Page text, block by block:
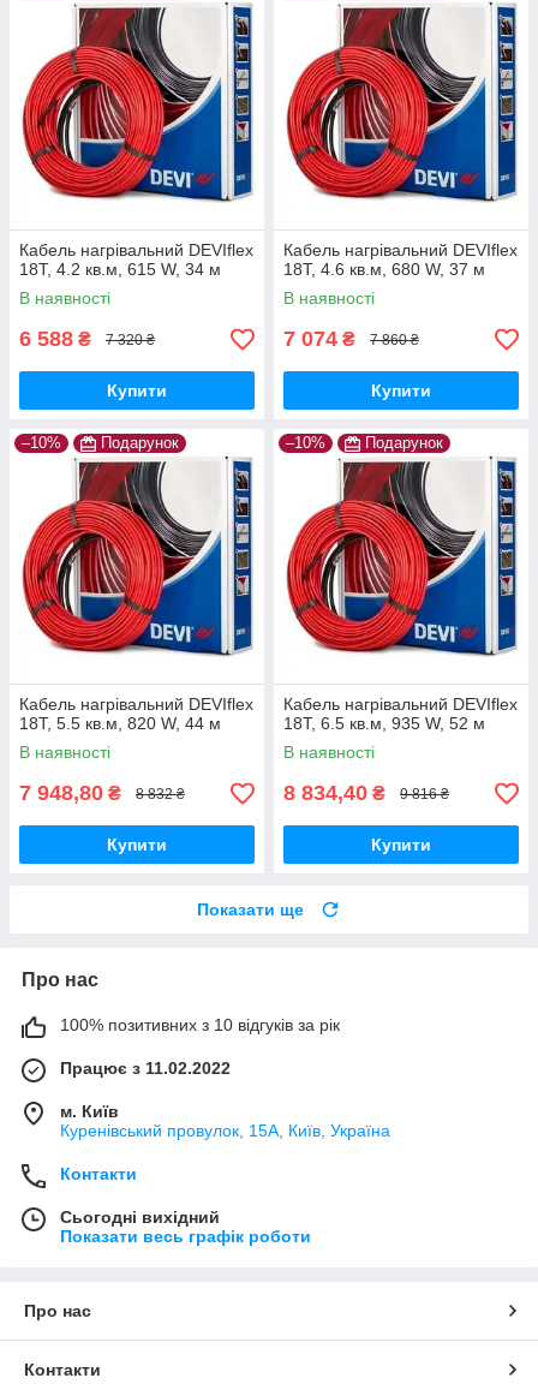
Кабель нагрівальний DEVIflex
18Т, 4.2 кв.м, 615 W, 34 м
В наявності
6 588 ₴ 7 320 ₴
Купити
Кабель нагрівальний DEVIflex
18Т, 4.6 кв.м, 680 W, 37 м
В наявності
7 074 ₴ 7 860 ₴
Купити
–10% Подарунок
Кабель нагрівальний DEVIflex
18Т, 5.5 кв.м, 820 W, 44 м
В наявності
7 948,80 ₴ 8 832 ₴
Купити
–10% Подарунок
Кабель нагрівальний DEVIflex
18Т, 6.5 кв.м, 935 W, 52 м
В наявності
8 834,40 ₴ 9 816 ₴
Купити
Показати ще
Про нас
100% позитивних з 10 відгуків за рік
Працює з 11.02.2022
м. Київ
Куренівський провулок, 15А, Київ, Україна
Контакти
Сьогодні вихідний
Показати весь графік роботи
Про нас
Контакти